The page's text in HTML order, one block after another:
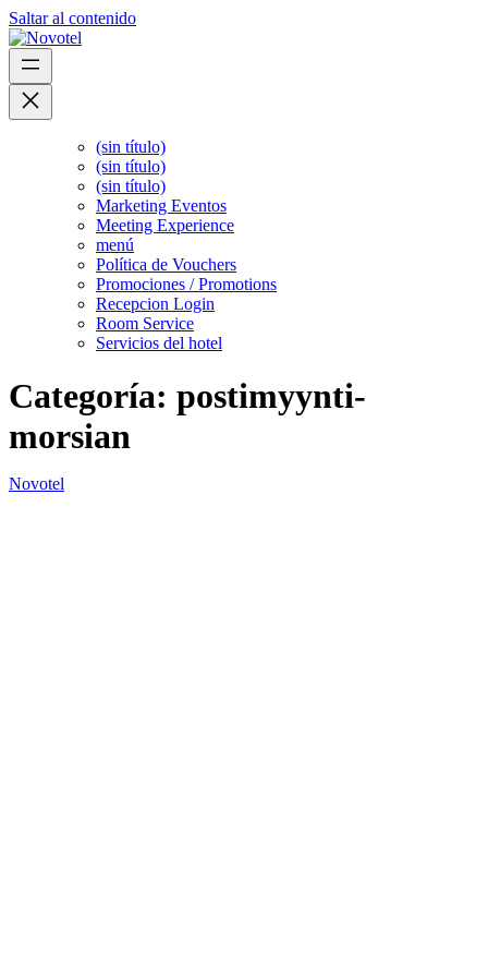
Saltar al contenido
(sin título)
(sin título)
(sin título)
Marketing Eventos
Meeting Experience
menú
Política de Vouchers
Promociones / Promotions
Recepcion Login
Room Service
Servicios del hotel
Categoría: postimyynti-
morsian
Novotel